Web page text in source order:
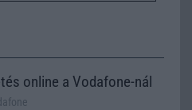
online a Vodafone-nál